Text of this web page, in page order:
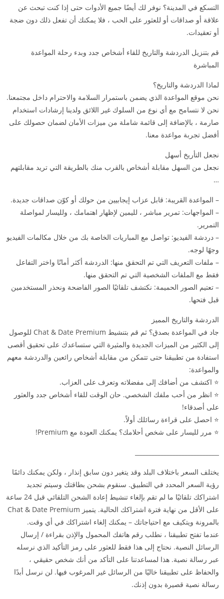
التسكع في المدينة؟ نوفر لك أيضًا جميع الأدوات حتى إذا كنت تبحث عن
علاقة أو صداقات أو للعثور على الحب ، فلا يمكنك أن تفعل ذلك دون ضجة
أو تعقيدات.
قم بتنزيل الدردشة والتاريخ للقاء أشخاص جدد وبدء رحلة المواعدة
المباشرة
لماذا الدردشة والتاريخ؟
نحن موقع المواعدة الذي يضمن باستمرار السلامة والاحترام داخل مجتمعنا.
نحن لا نتسامح مع أي نوع من السلوك غير اللائق ولدينا إرشادات استخدام
صارمة ، بالإضافة إلى قائمة شاملة من ميزات الأمان لضمان حصولك على
أفضل تجربة مواعدة معنا.
نجعل التأريخ أسهل
نجعل من السهل مقابلة أشخاص بالقرب منك بالطريقة التي تريد مقابلتهم
…
– المواعدة القريبة: قابل عزاب إيجابيين من حولك أو كوّن صداقات جديدة.
– المواجهات: تمرير مباشر ، لليمين لإظهار اهتمامك ، ولليسار لمواصلة
التمرير.
– دردشة الفيديو: تواصل مع المباريات الخاصة بك من خلال مكالمات الفيديو
وجهًا لوجه.
– ملفات التعريف التي تم التحقق منها: الدردشة أكثر أمانًا واختر التفاعل
فقط مع الملفات الشخصية التي تم التحقق منها.
– تعتيم الصور الحميمة: نكتشف تلقائيًا الصور الفاضحة ونحذر المستخدمين
قبل فتحها.
الدردشة والتاريخ المميز
جاد في المواعدة بصدق؟ ثم قم بتنشيط Chat & Date Premium للوصول
إلى الكثير من الميزات الجديدة والمثيرة التي ستساعدك على تحقيق أقصى
استفادة من تطبيقنا حتى تتمكن من مقابلة أشخاص رائعين والدردشة معهم
والمواعدة:
⭐ اكتشف من أضافك إلى مفضلاته وتعرف على العزاب.
⭐ انظر من أحب ملفك الشخصي. حان الوقت للقاء أشخاص جدد والعثور
على أصدقاء!
⭐ احصل على قراءة رسائلك أولاً.
⭐ مرر لليسار على شخص أحلامك؟ يمكنك العودة مع Premium!
يختلف السعر باختلاف البلد وقد يتغير دون سابق إنذار ، ولكن يمكنك دائمًا
رؤية السعر المحدد في التطبيق. سنقوم بشحن بطاقتك وسيتم تجديد
اشتراكك تلقائيًا ما لم تقم بإلغاء تنشيط إعادة الشحن التلقائي قبل 24 ساعة
على الأقل من نهاية فترة اشتراكك الحالية. يتميز Chat & Date Premium
بالمرونة ويتكيف مع احتياجاتك – يمكنك إلغاء اشتراكك في أي وقت.
عندما تفتح تطبيقنا ، نطلب رقم هاتفك المحمول والإذن بقراءة / إرسال
الرسائل النصية. نحتاج إلى هذا فقط للعثور على رمز التأكيد الذي نرسله
عبر رسالة نصية. هذا لمساعدتنا على التأكد من أنك شخص حقيقي ،
والحفاظ على تطبيقنا خاليًا من الرسائل غير المرغوب فيها. لن نرسل أبدًا
رسالة نصية قصيرة بدون إذنك.